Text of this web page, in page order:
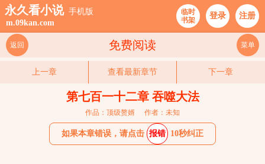
永久看小说 手机版
m.09kan.com
临时
书架
登录 注册
免费阅读
返回 菜单
上一章 查看最新章节 下一章
第七百一十二章 吞噬大法
作品：顶级赘婿 作者：未知
如果本章错误，请点击 报错 10秒纠正